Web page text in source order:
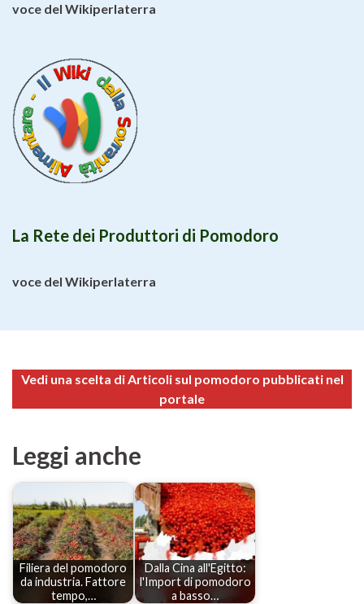
voce del Wikiperlaterra
La Rete dei Produttori di Pomodoro
voce del Wikiperlaterra
Vedi una scelta di Articoli sul pomodoro pubblicati nel
portale
Leggi anche
Filiera del pomodoro
da industria. Fattore
tempo,…
Dalla Cina all'Egitto:
l'Import di pomodoro
a basso…